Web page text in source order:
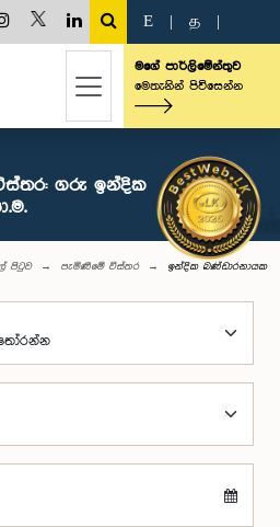
E த
මගේ පාර්ලිමේන්තුව
මෙතැනින් පිවිසෙන්න
ගරු ඉන්දික
පිටුව පැමිණීමේ විස්තර ඉන්දික බණ්ඩාරනායක